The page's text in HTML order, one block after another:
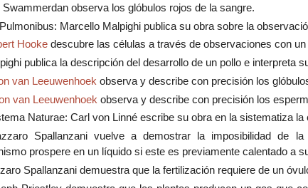
observa los glóbulos rojos de la sangre.
Marcello Malpighi publica su obra sobre la
Hookedescubre las células a través de observaciones con un
publica la descripción del desarrollo de un pollo e interpreta
van Leeuwenhoek observa y describe con precisión los
van Leeuwenhoek observa y describe con precisión los
Naturae: Carl von Linné escribe su obra en la sistematiza
Spallanzani vuelve a demostrar la imposibilidad de
prospere en un líquido si este es previamente calentado a
Spallanzani demuestra que la fertilización requiere de un